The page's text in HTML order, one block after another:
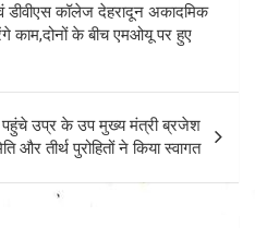
डीवीएस कॉलेज देहरादून अकादमिक
काम,दोनों के बीच एमओयू पर हुए
पहुंचे उप्र के उप मुख्य मंत्री ब्रजेश
और तीर्थ पुरोहितों ने किया स्वागत